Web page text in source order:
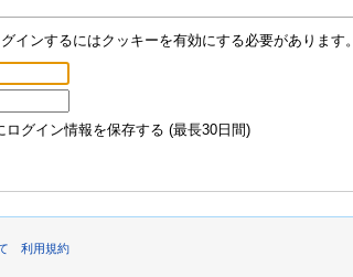
インするにはクッキーを有効にする必要があります。
ログイン情報を保存する (最長30日間)
利用規約